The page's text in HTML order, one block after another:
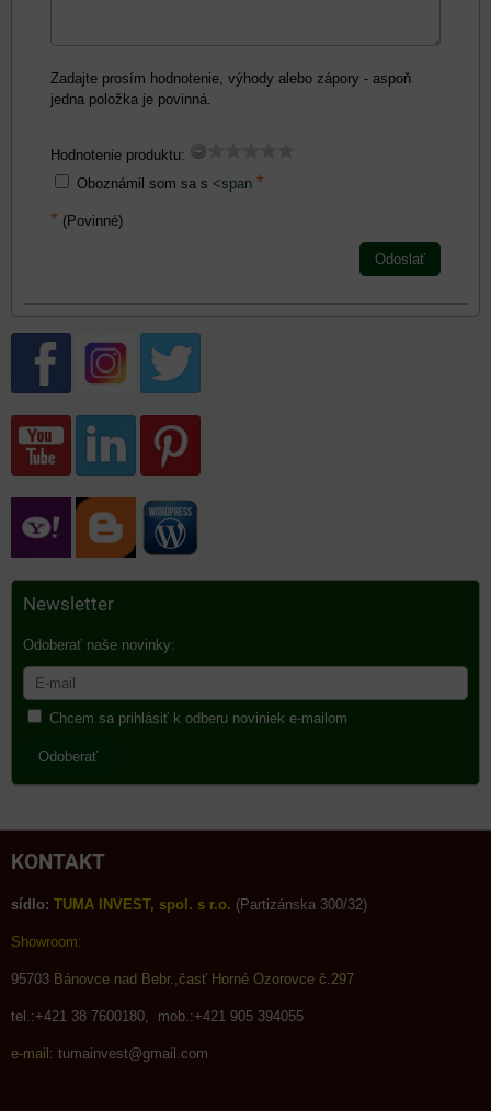
Zadajte prosím hodnotenie, výhody alebo zápory - aspoň
jedna položka je povinná.
Hodnotenie produktu:
Oboznámil som sa s <span *
* (Povinné)
Odoslať
Newsletter
Odoberať naše novinky:
Chcem sa prihlásiť k odberu noviniek e-mailom
Odoberať
KONTAKT
sídlo: TUMA INVEST, spol. s r.o. (Partizánska 300/32)
Showroom:
95703 Bánovce nad Bebr.,časť Horné Ozorovce č.297
tel.:+421 38 7600180, mob.:+421 905 394055
e-mail: tumainvest@gmail.com